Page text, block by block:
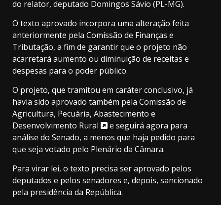
do relator, deputado Domingos Sávio (PL-MG).
O texto aprovado incorpora uma alteração feita
anteriormente pela Comissão de Finanças e
Tributação, a fim de garantir que o projeto não
acarretará aumento ou diminuição de receitas e
despesas para o poder público.
O projeto, que tramitou em caráter conclusivo, já
havia sido aprovado também pela Comissão de
Agricultura, Pecuária, Abastecimento e
Desenvolvimento Rural
e seguirá agora para
análise do Senado, a menos que haja pedido para
que seja votado pelo Plenário da Câmara.
Para virar lei, o texto precisa ser aprovado pelos
deputados e pelos senadores e, depois, sancionado
pela presidência da República.